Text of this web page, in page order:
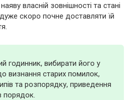
власній зовнішності та стані
дуже скоро почне доставляти їй
годинник, вибирати його у
визнання старих помилок,
та розпорядку, приведення
порядок.